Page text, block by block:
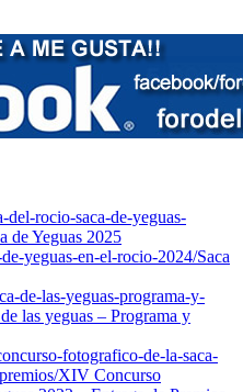
rocio-saca-de-yeguas-
de Yeguas 2025
yeguas-en-el-rocio-2024/Saca
de-las-yeguas-programa-y-
las yeguas – Programa y
fotografico-de-la-saca-
XIV Concurso